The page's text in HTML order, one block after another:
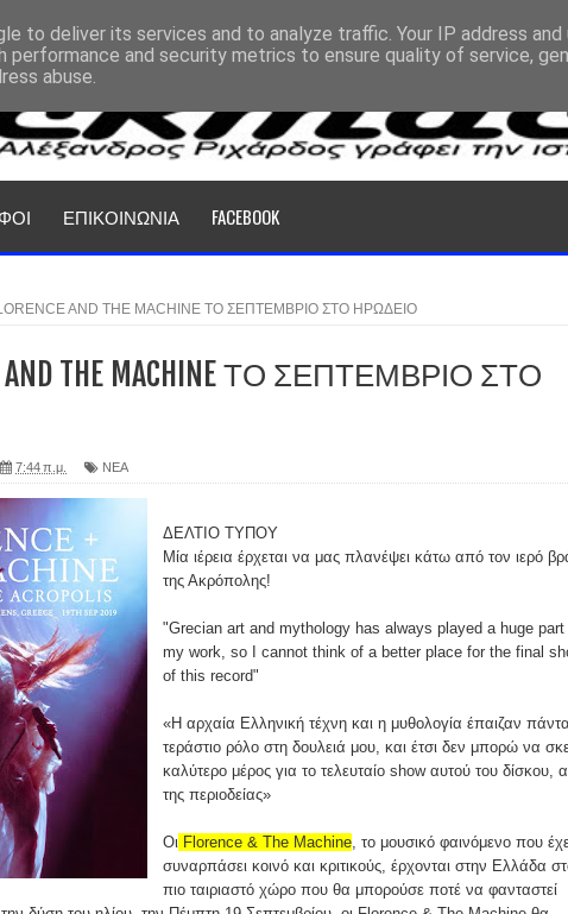
ΕΠΙΚΟΙΝΩΝΙΑ FACEBOOK
AND THE MACHINE ΤΟ ΣΕΠΤΕΜΒΡΙΟ ΣΤΟ ΗΡΩΔΕΙΟ
AND THE MACHINE ΤΟ ΣΕΠΤΕΜΒΡΙΟ ΣΤΟ
7:44 π.μ. ΝΕΑ
ΔΕΛΤΙΟ ΤΥΠΟΥ
Μία ιέρεια έρχεται να μας πλανέψει κάτω από τον ιερό
της Ακρόπολης!
"Grecian art and mythology has always played a huge part
my work, so I cannot think of a better place for the final
of this record"
«Η αρχαία Ελληνική τέχνη και η μυθολογία έπαιζαν
τεράστιο ρόλο στη δουλειά μου, και έτσι δεν μπορώ να
καλύτερο μέρος για το τελευταίο show αυτού του δίσκου,
της περιοδείας»
Οι Florence & Τhe Machine , το μουσικό φαινόμενο που
συναρπάσει κοινό και κριτικούς, έρχονται στην Ελλάδα
πιο ταιριαστό χώρο που θα μπορούσε ποτέ να φανταστεί
to deliver its services and to analyze traffic. Your IP address and
performance and security metrics to ensure quality of service,
abuse.